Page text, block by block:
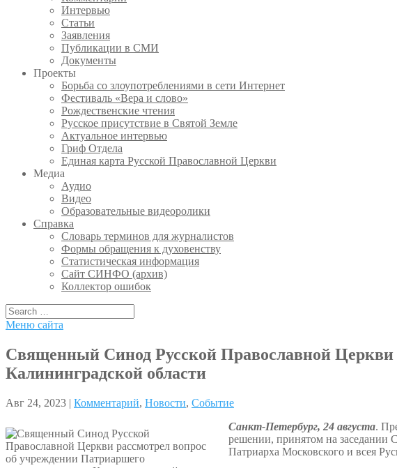
Интервью
Статьи
Заявления
Публикации в СМИ
Документы
Проекты
Борьба со злоупотреблениями в сети Интернет
Фестиваль «Вера и слово»
Рождественские чтения
Русское присутствие в Святой Земле
Актуальное интервью
Гриф Отдела
Единая карта Русской Православной Церкви
Медиа
Аудио
Видео
Образовательные видеоролики
Справка
Словарь терминов для журналистов
Формы обращения к духовенству
Статистическая информация
Сайт СИНФО (архив)
Коллектор ошибок
Меню сайта
Священный Синод Русской Православной Церкви
Калининградской области
Авг 24, 2023 | Комментарий, Новости, Событие
Санкт-Петербург, 24 августа.
решении, принятом на заседании
Патриарха Московского и всея